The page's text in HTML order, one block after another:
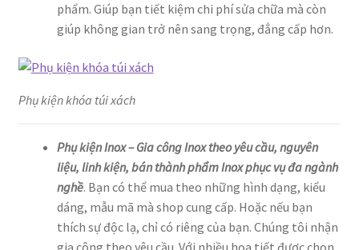
phẩm. Giúp bạn tiết kiệm chi phí sửa chữa mà còn
giúp không gian trở nên sang trọng, đẳng cấp hơn.
Phụ kiện khóa túi xách
Phụ kiện Inox – Gia công Inox theo yêu cầu, nguyên
liệu, linh kiện, bán thành phẩm Inox phục vụ đa ngành
nghề. Bạn có thể mua theo những hình dạng, kiểu
dáng, mẫu mã mà shop cung cấp. Hoặc nếu bạn
thích sự độc lạ, chỉ có riêng của bạn. Chúng tôi nhận
gia công theo yêu cầu. Với nhiều họa tiết được chọn